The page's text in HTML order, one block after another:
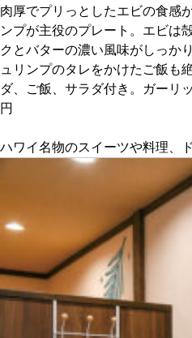
京都おやつク
私と店のはなし
京都の書店
CULTURE
すべて
肉厚でプリっとしたエビの食感
ンプが主役のプレート。エビは
クとバターの濃い風味がしっか
ュリンプのタレをかけたご飯も
ダ、ご飯、サラダ付き。ガーリ
円
ハワイ名物のスイーツや料理、